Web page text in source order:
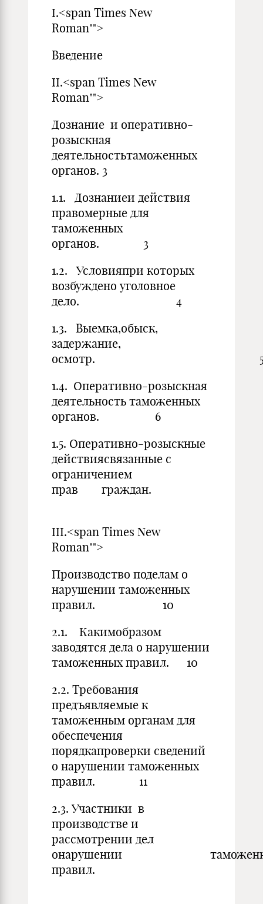
I.<span Times New
Roman"">
II.<span Times New
Roman"">
Дознание и оперативно-
розыскная
деятельностьтаможенных
органов. 3
1.1. Дознаниеи действия
правомерные для
таможенных
органов. 3
1.2. Условияпри которых
возбуждено уголовное
дело. 4
1.3. Выемка,обыск,
задержание,
осмотр.
1.4. Оперативно-розыскная
деятельность таможенных
органов. 6
1.5. Оперативно-розыскные
действиясвязанные с
ограничением
прав граждан.
III.<span Times New
Roman"">
Производство поделам о
нарушении таможенных
правил. 10
2.1. Какимобразом
заводятся дела о нарушении
таможенных правил. 10
2.2. Требования
предъявляемые к
таможенным органам для
обеспечения
порядкапроверки сведений
о нарушении таможенных
правил. 11
2.3. Участники в
производстве и
рассмотрении дел
онарушении
правил.